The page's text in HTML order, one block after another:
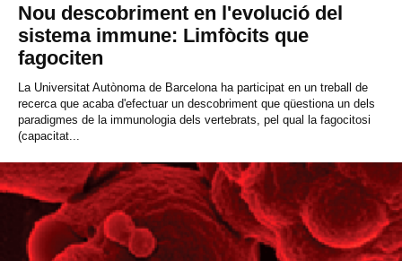
Nou descobriment en l'evolució del
sistema immune: Limfòcits que
fagociten
La Universitat Autònoma de Barcelona ha participat en un treball de
recerca que acaba d'efectuar un descobriment que qüestiona un dels
paradigmes de la immunologia dels vertebrats, pel qual la fagocitosi
(capacitat...